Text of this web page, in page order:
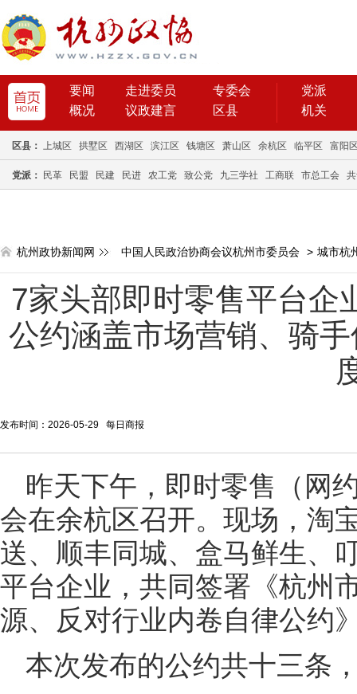
要闻 走进委员
专委会
概况
议政建言 区县
党派
机关
区县： 上城区 拱墅区 西湖区 滨江区 钱塘区 萧山区 余杭区 临平区 富阳
党派： 民革 民盟 民建 民进 农工党 致公党 九三学社 工商联 市总工会
杭州政协新闻网 中国人民政治协商会议杭州市委员会 > 城市杭
7家头部即时零售平台企
公约涵盖市场营销、骑
发布时间：2026-05-29 每日商报
昨天下午，即时零售（网
会在余杭区召开。现场，淘
送、顺丰同城、盒马鲜生、
平台企业，共同签署《杭州
源、反对行业内卷自律公约
本次发布的公约共十三条